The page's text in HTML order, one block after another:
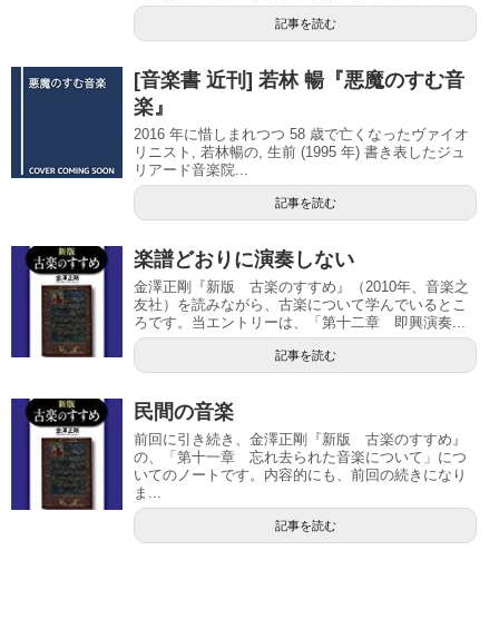
記事を読む
[音楽書 近刊] 若林 暢『悪魔のすむ音
楽』
2016 年に惜しまれつつ 58 歳で亡くなったヴァイオ
リニスト, 若林暢の, 生前 (1995 年) 書き表したジュ
リアード音楽院...
記事を読む
楽譜どおりに演奏しない
金澤正剛『新版 古楽のすすめ』（2010年、音楽之
友社）を読みながら、古楽について学んでいるとこ
ろです。当エントリーは、「第十二章 即興演奏...
記事を読む
民間の音楽
前回に引き続き、金澤正剛『新版 古楽のすすめ』
の、「第十一章 忘れ去られた音楽について」につ
いてのノートです。内容的にも、前回の続きになり
ま...
記事を読む